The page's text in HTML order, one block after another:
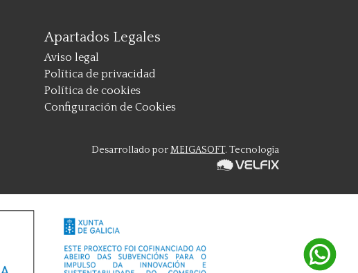
Apartados Legales
Aviso legal
Política de privacidad
Política de cookies
Configuración de Cookies
Desarrollado porMEIGASOFT. Tecnología